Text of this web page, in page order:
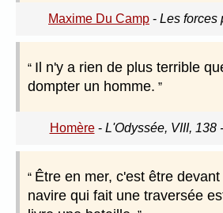
Maxime Du Camp - Les forces
Il n'y a rien de plus terrible
dompter un homme.
Homère- L'Odyssée, VIII, 138
Être en mer, c'est être
navire qui fait une traversée